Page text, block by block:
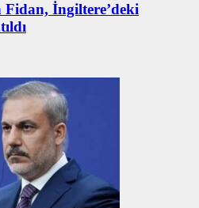
Fidan, İngiltere’deki